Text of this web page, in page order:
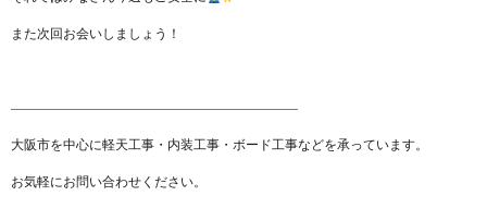
また次回お会いしましょう！
——————————————————————
大阪市を中心に軽天工事・内装工事・ボード工事などを承っています。
お気軽にお問い合わせください。